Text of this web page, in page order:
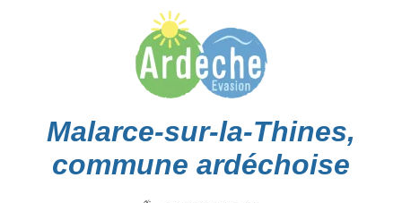
Malarce-sur-la-Thines,
commune ardéchoise